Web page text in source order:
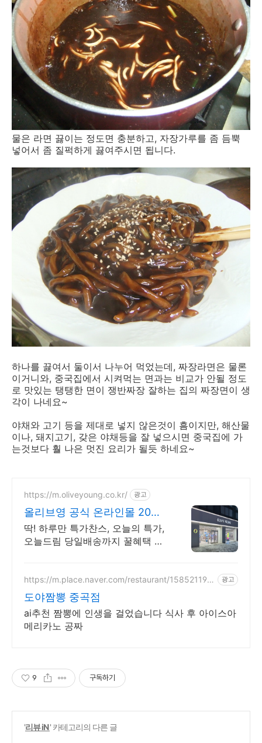
물은 라면 끓이는 정도면 충분하고, 자장가루를 좀 듬뿍
넣어서 좀 질퍽하게 끓여주시면 됩니다.
하나를 끓여서 둘이서 나누어 먹었는데, 짜장라면은 물론
이거니와, 중국집에서 시켜먹는 면과는 비교가 안될 정도
로 맛있는 탱탱한 면이 쟁반짜장 잘하는 집의 짜장면이 생
각이 나네요~
야채와 고기 등을 제대로 넣지 않은것이 흠이지만, 해산물
이나, 돼지고기, 갖은 야채등을 잘 넣으시면 중국집에 가
는것보다 훨 나은 멋진 요리가 될듯 하네요~
https://m.oliveyoung.co.kr/ 광고
올리브영 공식 온라인몰 20시
이전 주문은 오늘드림
딱! 하루만 특가찬스, 오늘의 특가,
오늘드림 당일배송까지 꿀혜택 놓
https://m.place.naver.com/restaurant/158521193
광고
도야짬뽕 중곡점
ai추천 짬뽕에 인생을 걸었습니다 식사 후 아이스아
메리카노 공짜
9 구독하기
'리뷰 iN' 카테고리의 다른 글